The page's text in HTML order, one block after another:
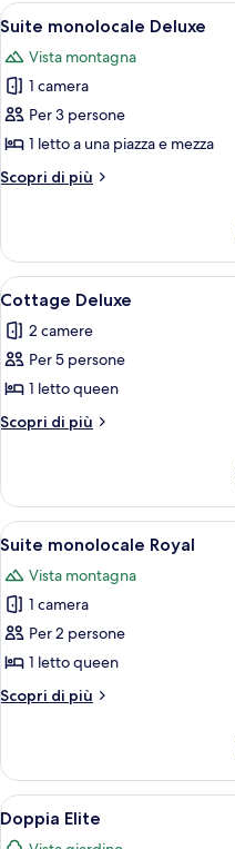
Apri
tutte
le
foto
per
Suite
monolocale
Deluxe
12
Suite monolocale Deluxe
Vista montagna
1 camera
Per 3 persone
1 letto a una piazza e mezza
Scopri di più
Altri
monolocale
Deluxe
Apri
tutte
le
foto
per
Cottage
23
Cottage Deluxe
2 camere
Per 5 persone
1 letto queen
Scopri di più
Altri
Deluxe
Apri
tutte
le
foto
per
Suite
monolocale
Royal
13
Suite monolocale Royal
Vista montagna
1 camera
Per 2 persone
1 letto queen
Scopri di più
Altri
monolocale
Royal
Apri
tutte
11
Doppia Elite